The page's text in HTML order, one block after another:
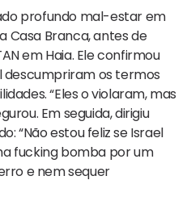
profundo mal-estar em
Casa Branca, antes de
em Haia. Ele confirmou
descumpriram os termos
“Eles o violaram, mas
Em seguida, dirigiu
“Não estou feliz se Israel
fucking bomba por um
e nem sequer